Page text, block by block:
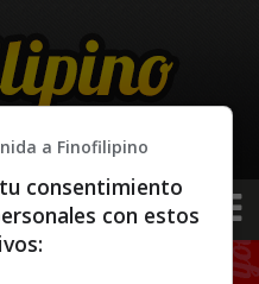
a Finofilipino
consentimiento
con estos